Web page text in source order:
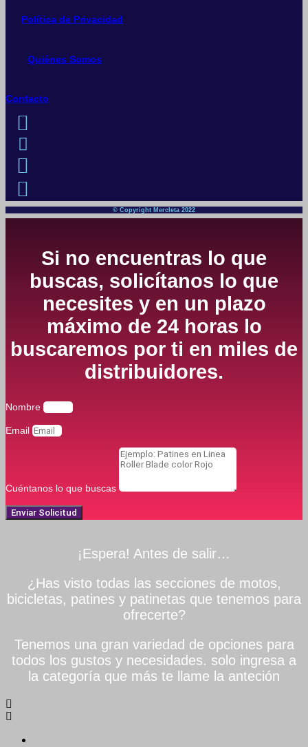
Política de Privacidad
Quiénes Somos
Contacto
© Copyright Mercleta 2022
Si no encuentras lo que
buscas, solicítanos lo que
necesites y en un plazo
máximo de 24 horas lo
buscaremos por ti en miles de
distribuidores.
Nombre
Email
Cuéntanos lo que buscas
Enviar Solicitud
¡Espera! Antes de salir…
¿Has visto todas las secciones de motos,
bicicletas, patines y patinetas que tenemos para
ofrecerte?
Tenemos una gran variedad de opciones para
todos los gustos y necesidades. solo ingresa a
la categoría que más te llame la anteción